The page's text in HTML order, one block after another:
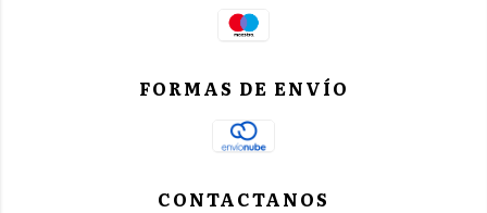
FORMAS DE ENVÍO
CONTACTANOS